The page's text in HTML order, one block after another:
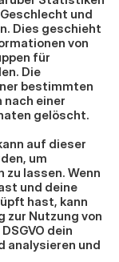
und
Dies geschieht
von
für
Die
bestimmten
nach einer
gelöscht.
auf dieser
um
lassen. Wenn
und deine
hast, kann
zur Nutzung von
dein
analysieren und